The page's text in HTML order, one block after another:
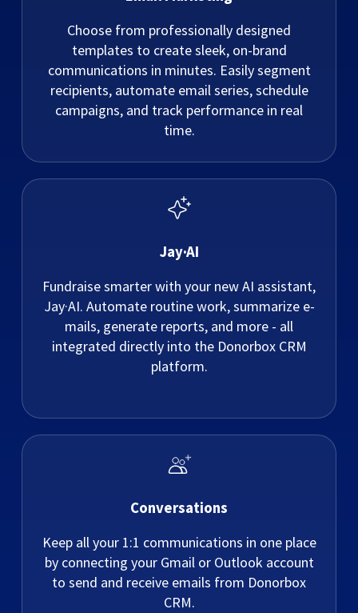
Choose from professionally designed
templates to create sleek, on-brand
communications in minutes. Easily segment
recipients, automate email series, schedule
campaigns, and track performance in real
time.
Jay·AI
Fundraise smarter with your new AI assistant,
Jay·AI. Automate routine work, summarize e-
mails, generate reports, and more - all
integrated directly into the Donorbox CRM
platform.
Conversations
Keep all your 1:1 communications in one place
by connecting your Gmail or Outlook account
to send and receive emails from Donorbox
CRM.